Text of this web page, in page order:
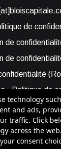
de
de
de
Politique de
Cookie
?
Participer à
d’une
technology
and ads,
traffic. Click
across the
consent